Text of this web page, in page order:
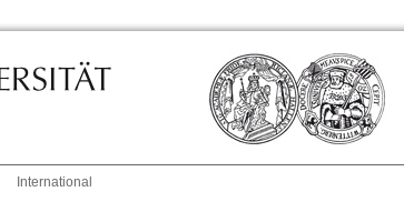
International